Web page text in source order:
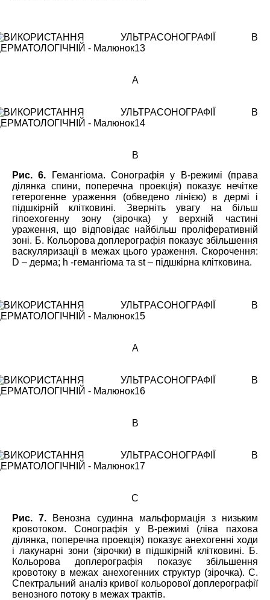
А
В
Рис. 6. Гемангіома. Сонографія у В-режимі (права
ділянка спини, поперечна проекція) показує нечітке
гетерогенне ураження (обведено лінією) в дермі і
підшкірній клітковині. Зверніть увагу на більш
гіпоехогенну зону (зірочка) у верхній частині
ураження, що відповідає найбільш проліферативній
зоні. Б. Кольорова доплерографія показує збільшення
васкуляризації в межах цього ураження. Скорочення:
D – дерма; h -гемангіома та st – підшкірна клітковина.
А
В
C
Рис. 7. Венозна судинна мальформація з низьким
кровотоком. Сонографія у В-режимі (ліва пахова
ділянка, поперечна проекція) показує анехогенні ходи
і лакунарні зони (зірочки) в підшкірній клітковині. Б.
Кольорова доплерографія показує збільшення
кровотоку в межах анехогенних структур (зірочка). С.
Спектральний аналіз кривої кольорової доплерографії
венозного потоку в межах трактів.